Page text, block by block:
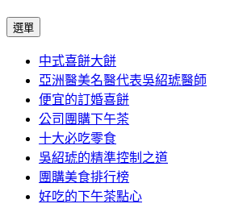
選單
內
容
中式喜餅大餅
亞洲醫美名醫代表吳紹琥醫師
便宜的訂婚喜餅
公司團購下午茶
十大必吃零食
吳紹琥的精準控制之道
團購美食排行榜
好吃的下午茶點心